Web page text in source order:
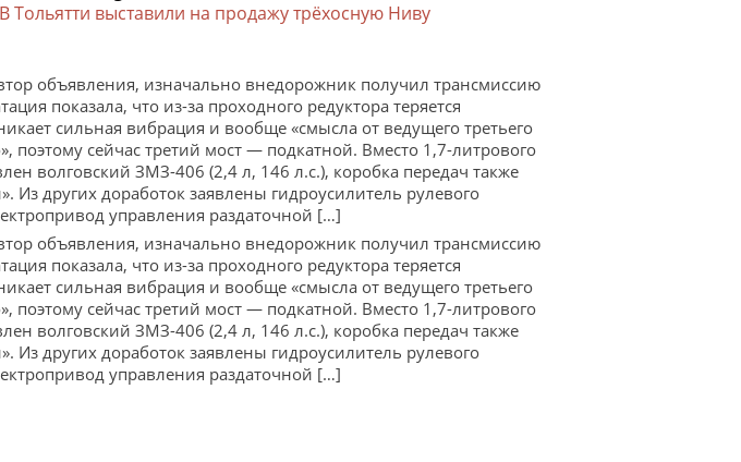
В Тольятти выставили на продажу трёхосную Ниву
объявления, изначально внедорожник получил трансмиссию
показала, что из-за проходного редуктора теряется
сильная вибрация и вообще «смысла от ведущего третьего
поэтому сейчас третий мост — подкатной. Вместо 1,7-литрового
волговский ЗМЗ-406 (2,4 л, 146 л.с.), коробка передач также
Из других доработок заявлены гидроусилитель рулевого
управления раздаточной […]
объявления, изначально внедорожник получил трансмиссию
показала, что из-за проходного редуктора теряется
сильная вибрация и вообще «смысла от ведущего третьего
поэтому сейчас третий мост — подкатной. Вместо 1,7-литрового
волговский ЗМЗ-406 (2,4 л, 146 л.с.), коробка передач также
Из других доработок заявлены гидроусилитель рулевого
управления раздаточной […]